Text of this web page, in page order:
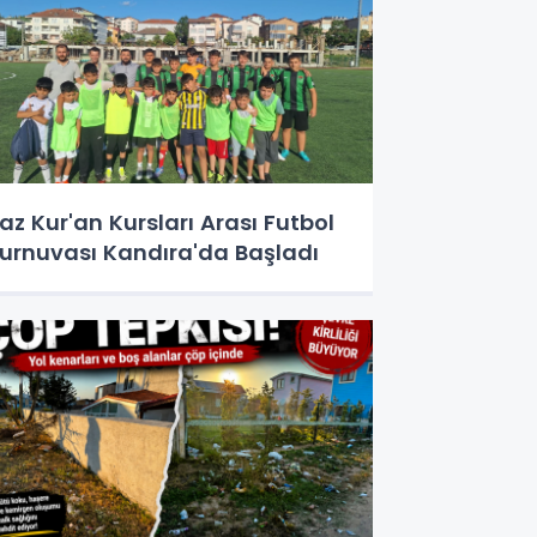
Kur'an Kursları Arası Futbol
Kandıra'da Başladı